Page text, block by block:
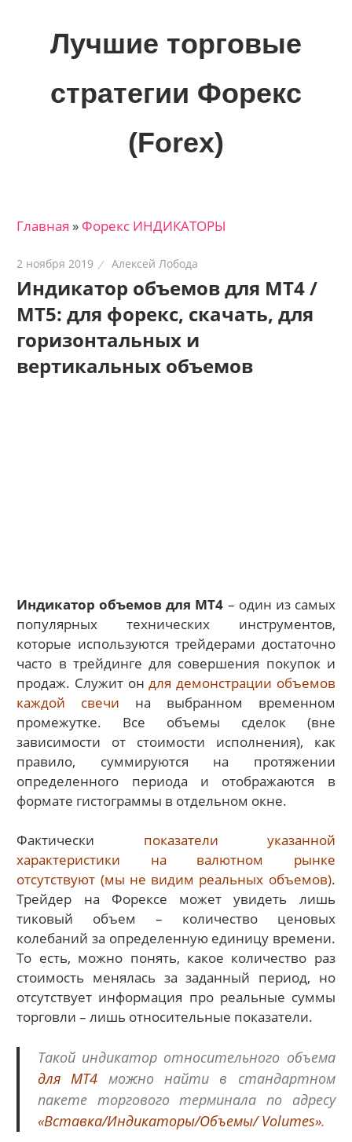
Лучшие торговые
стратегии Форекс
(Forex)
трейдеров
финансовых
рынках:
стратегии,
сигналы,
новости…
Главная » Форекс ИНДИКАТОРЫ
2 ноября 2019 Алексей Лобода
Индикатор объемов для МТ4 /
МТ5: для форекс, скачать, для
горизонтальных и
вертикальных объемов
Индикатор объемов для MT4 – один из самых
популярных технических инструментов,
которые используются трейдерами достаточно
часто в трейдинге для совершения покупок и
продаж. Служит ондля демонстрации объемов
каждой свечи на выбранном временном
промежутке. Все объемы сделок (вне
зависимости от стоимости исполнения), как
правило, суммируются на протяжении
определенного периода и отображаются в
формате гистограммы в отдельном окне.
Фактически показатели указанной
характеристики на валютном рынке
отсутствуют (мы не видим реальных объемов).
Трейдер на Форексе может увидеть лишь
тиковый объем – количество ценовых
колебаний за определенную единицу времени.
То есть, можно понять, какое количество раз
стоимость менялась за заданный период, но
отсутствует информация про реальные суммы
торговли – лишь относительные показатели.
Такой индикатор относительного объема
для МТ4 можно найти в стандартном
пакете торгового терминала по адресу
«Вставка/Индикаторы/Объемы/ Volumes».